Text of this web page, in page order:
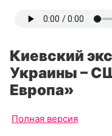
Киевский
Украины –
Европа»
Полная версия